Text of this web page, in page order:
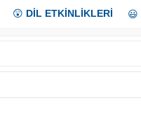
😲 DİL ETKİNLİKLERİ 😃